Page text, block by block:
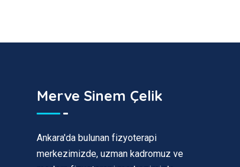
Merve Sinem Çelik
Ankara'da bulunan fizyoterapi
merkezimizde, uzman kadromuz ve